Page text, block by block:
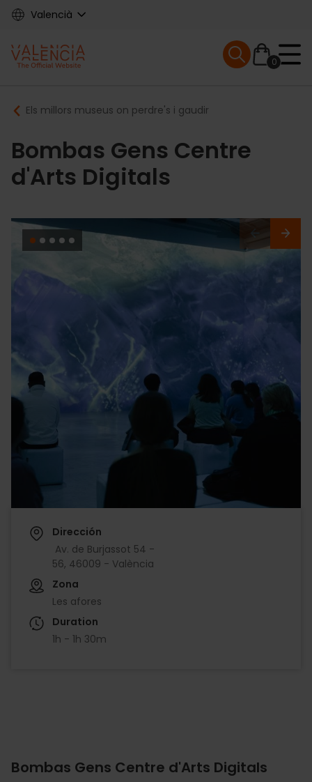
Skip
content
Valencià
Main
navigation
0
Mobile menu
Breadcrumb
Els millors museus on perdre's i gaudir
Bombas Gens Centre
d'Arts Digitals
Dirección
Av. de Burjassot 54 -
56, 46009 - València
Zona
Les afores
Duration
1h - 1h 30m
Bombas Gens Centre d'Arts Digitals